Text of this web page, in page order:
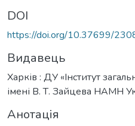
DOI
https://doi.org/10.37699/
Видавець
Харків : ДУ «Інститут
імені В. Т. Зайцева НАМН
Анотація